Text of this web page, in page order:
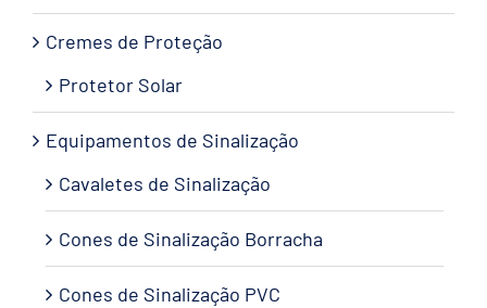
Cremes de Proteção
Protetor Solar
Equipamentos de Sinalização
Cavaletes de Sinalização
Cones de Sinalização Borracha
Cones de Sinalização PVC